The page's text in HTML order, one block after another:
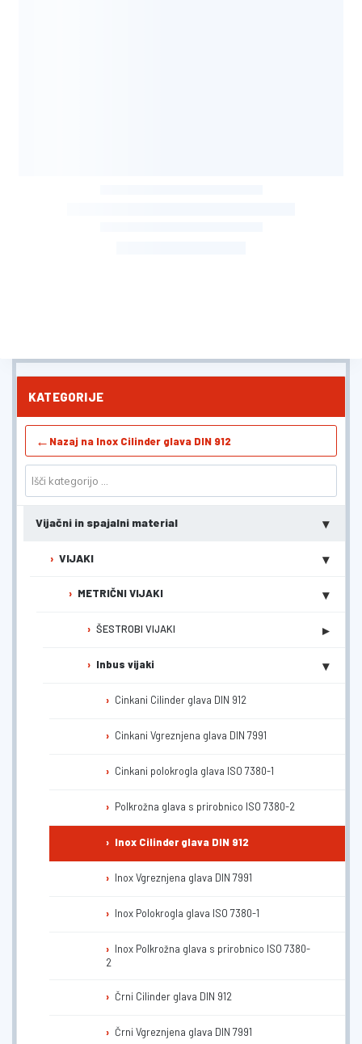
KATEGORIJE
← Nazaj na Inox Cilinder glava DIN 912
Vijačni in spajalni material ▾
VIJAKI ▾
METRIČNI VIJAKI ▾
ŠESTROBI VIJAKI ▸
Inbus vijaki ▾
Cinkani Cilinder glava DIN 912
Cinkani Vgreznjena glava DIN 7991
Cinkani polokrogla glava ISO 7380-1
Polkrožna glava s prirobnico ISO 7380-2
Inox Cilinder glava DIN 912
Inox Vgreznjena glava DIN 7991
Inox Polokrogla glava ISO 7380-1
Inox Polkrožna glava s prirobnico ISO 7380-
2
Črni Cilinder glava DIN 912
Črni Vgreznjena glava DIN 7991